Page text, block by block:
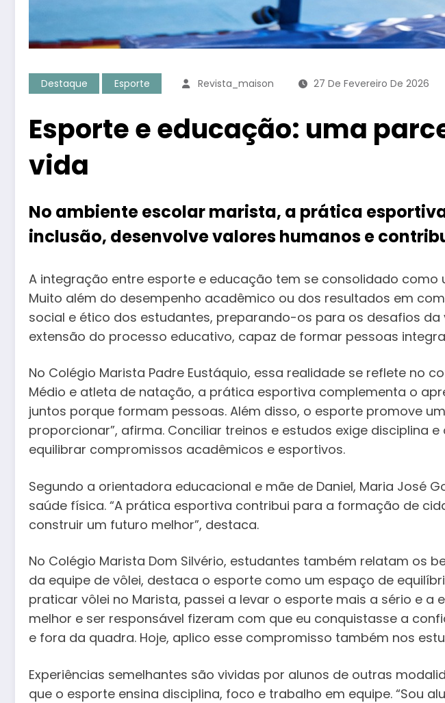
Destaque Esporte Revista_maison 27 De Fevereiro De 2026
Esporte e educação: uma
vida
No ambiente escolar marista, a prática
inclusão, desenvolve valores humanos e
A integração entre esporte e educação tem se consolidado
Muito além do desempenho acadêmico ou dos resultados em
social e ético dos estudantes, preparando-os para os desafios
extensão do processo educativo, capaz de formar pessoas
No Colégio Marista Padre Eustáquio, essa realidade se reflete no
Médio e atleta de natação, a prática esportiva complementa o
juntos porque formam pessoas. Além disso, o esporte promove
proporcionar”, afirma. Conciliar treinos e estudos exige disciplina
equilibrar compromissos acadêmicos e esportivos.
Segundo a orientadora educacional e mãe de Daniel, Maria José
saúde física. “A prática esportiva contribui para a formação de
construir um futuro melhor”, destaca.
No Colégio Marista Dom Silvério, estudantes também relatam os
da equipe de vôlei, destaca o esporte como um espaço de
praticar vôlei no Marista, passei a levar o esporte mais a sério e
melhor e ser responsável fizeram com que eu conquistasse a
e fora da quadra. Hoje, aplico esse compromisso também nos
Experiências semelhantes são vividas por alunos de outras
que o esporte ensina disciplina, foco e trabalho em equipe. “Sou